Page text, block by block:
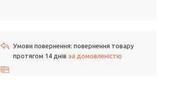
повернення товару
протягом 14 днів за домовленістю